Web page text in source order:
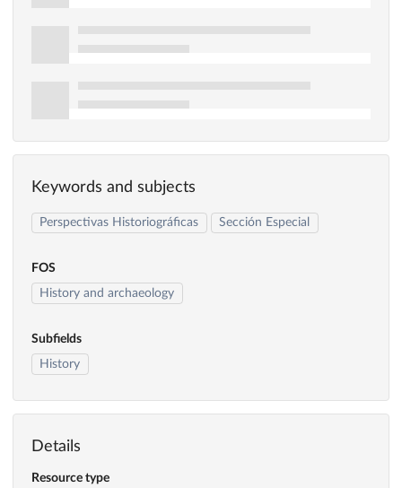
Keywords and subjects
Perspectivas Historiográficas Sección Especial
FOS
History and archaeology
Subfields
History
Details
Resource type